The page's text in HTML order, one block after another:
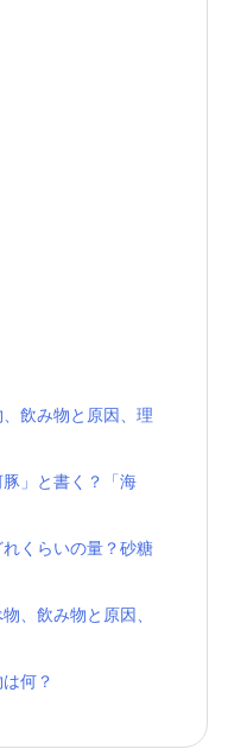
飲み物と原因、理
」と書く？「海
くらいの量？砂糖
、飲み物と原因、
何？